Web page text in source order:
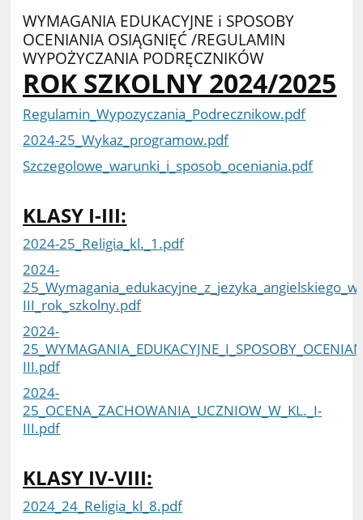
Regulaminy,
Wymagania
edukacyjne
sposoby
oceniania
osiągnięć
WYMAGANIA EDUKACYJNE i SPOSOBY
OCENIANIA OSIĄGNIĘĆ /REGULAMIN
WYPOŻYCZANIA PODRĘCZNIKÓW
ROK SZKOLNY 2024/2025
Regulamin_Wypozyczania_Podrecznikow.pdf
2024-25_Wykaz_programow.pdf
Szczegolowe_warunki_i_sposob_oceniania.pdf
KLASY I-III:
2024-25_Religia_kl._1.pdf
2024-
III_rok_szkolny.pdf
2024-
III.pdf
2024-
25_OCENA_ZACHOWANIA_UCZNIOW_W_KL._I-
III.pdf
KLASY IV-VIII:
2024_24_Religia_kl_8.pdf